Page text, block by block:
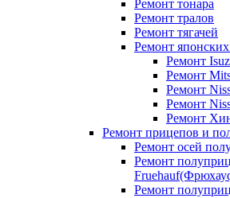
Ремонт тонара
Ремонт тралов
Ремонт тягачей
Ремонт японских
Ремонт
Ремонт
Ремонт
Ремонт
Ремонт
Ремонт прицепов и
Ремонт осей
Ремонт
Ремонт